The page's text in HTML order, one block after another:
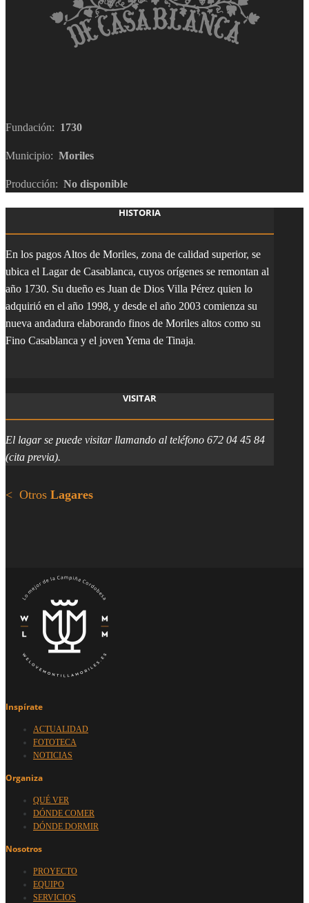
Fundación: 1730
Municipio: Moriles
Producción: No disponible
HISTORIA
En los pagos Altos de Moriles, zona de calidad superior, se
ubica el Lagar de Casablanca, cuyos orígenes se remontan al
año 1730. Su dueño es Juan de Dios Villa Pérez quien lo
adquirió en el año 1998, y desde el año 2003 comienza su
nueva andadura elaborando finos de Moriles altos como su
Fino Casablanca y el joven Yema de Tinaja
VISITAR
El lagar se puede visitar llamando al teléfono 672 04 45 84
(cita previa).
< Otros Lagares
Inspírate
ACTUALIDAD
FOTOTECA
NOTICIAS
Organiza
QUÉ VER
DÓNDE COMER
DÓNDE DORMIR
Nosotros
PROYECTO
EQUIPO
SERVICIOS